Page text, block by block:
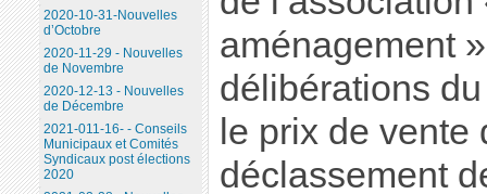
aménagement
délibérations
le prix de
déclassement
2020-10-31-Nouvelles
d’Octobre
2020-11-29 - Nouvelles
de Novembre
2020-12-13 - Nouvelles
de Décembre
2021-011-16- - Conseils
Municipaux et Comités
Syndicaux post élections
2020